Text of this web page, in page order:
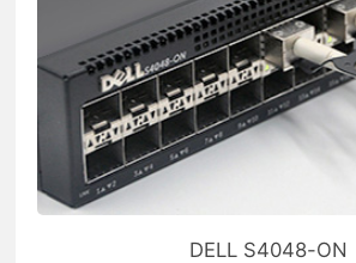
DELL S4048-ON